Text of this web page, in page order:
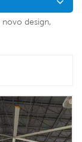
novo design,